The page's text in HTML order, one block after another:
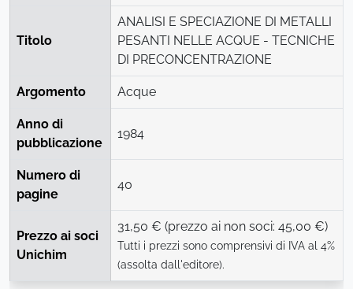
Titolo
ANALISI E SPECIAZIONE DI METALLI
PESANTI NELLE ACQUE - TECNICHE
DI PRECONCENTRAZIONE
Argomento Acque
Anno di
pubblicazione
1984
Numero di
pagine
40
Prezzo ai soci
Unichim
31,50 € (prezzo ai non soci: 45,00 €)
Tutti i prezzi sono comprensivi di IVA al 4%
(assolta dall'editore).